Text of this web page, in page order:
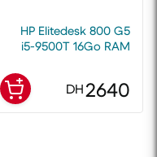
HP Elitedesk 800 G5
i5-9500T 16Go RAM
2640
DH